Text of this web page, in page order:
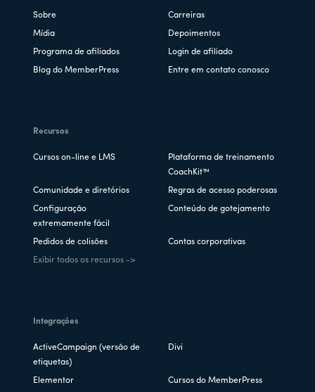
Sobre Carreiras
Mídia Depoimentos
Programa de afiliados Login de afiliado
Blog do MemberPress Entre em contato conosco
Recursos
Cursos on-line e LMS
Plataforma de treinamento
CoachKit™
Comunidade e diretórios Regras de acesso poderosas
Configuração
extremamente fácil
Conteúdo de gotejamento
Pedidos de colisões Contas corporativas
Exibir todos os recursos ->
Integrações
ActiveCampaign (versão de
etiquetas)
Divi
Elementor Cursos do MemberPress